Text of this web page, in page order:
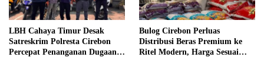
LBH Cahaya Timur Desak
Satreskrim Polresta Cirebon
Percepat Penanganan Dugaan
Bulog Cirebon Perluas
Distribusi Beras Premium ke
Ritel Modern, Harga Sesuai